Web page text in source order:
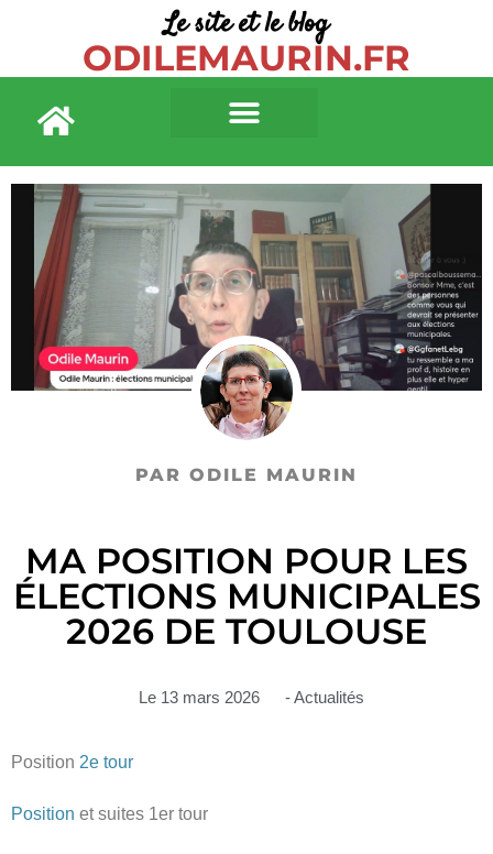
Le site et le blog
ODILEMAURIN.FR
PAR ODILE MAURIN
MA POSITION POUR LES
ÉLECTIONS MUNICIPALES
2026 DE TOULOUSE
Le 13 mars 2026 -Actualités
Position 2e tour
Position et suites 1er tour